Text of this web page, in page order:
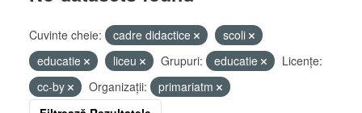
Cuvinte cheie: cadre didactice
scoli
educatie
liceu Grupuri: educatie
Licenţe:
cc-by
Organizații:
primariatm